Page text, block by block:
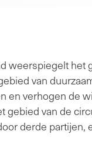
weerspiegelt
van
verhogen de
van de
derde partijen,